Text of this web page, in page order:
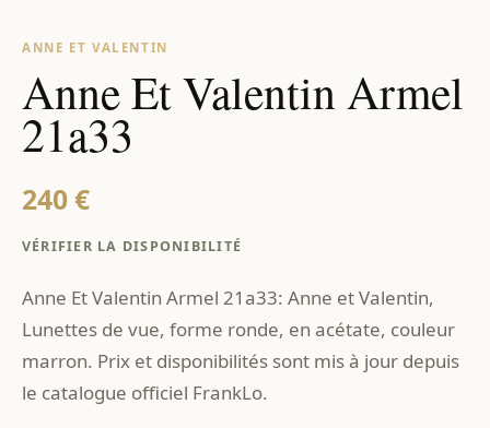
ANNE ET VALENTIN
Anne Et Valentin Armel
21a33
240 €
VÉRIFIER LA DISPONIBILITÉ
Anne Et Valentin Armel 21a33: Anne et Valentin,
Lunettes de vue, forme ronde, en acétate, couleur
marron. Prix et disponibilités sont mis à jour depuis
le catalogue officiel FrankLo.